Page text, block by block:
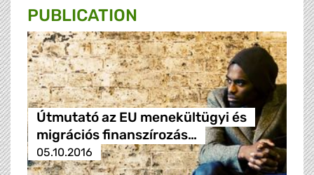
PUBLICATION
Útmutató az EU menekültügyi és
migrációs finanszírozás…
05.10.2016